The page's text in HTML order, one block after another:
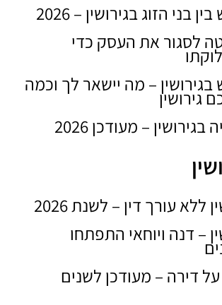
בני הזוג בגירושין – 2026
לסגור את העסק כדי
– מה יישאר לך וכמה
גירושין
– מעודכן 2026
ללא עורך דין – לשנת 2026
– דנה ויוחאי התפתחו
דירה – מעודכן לשנים